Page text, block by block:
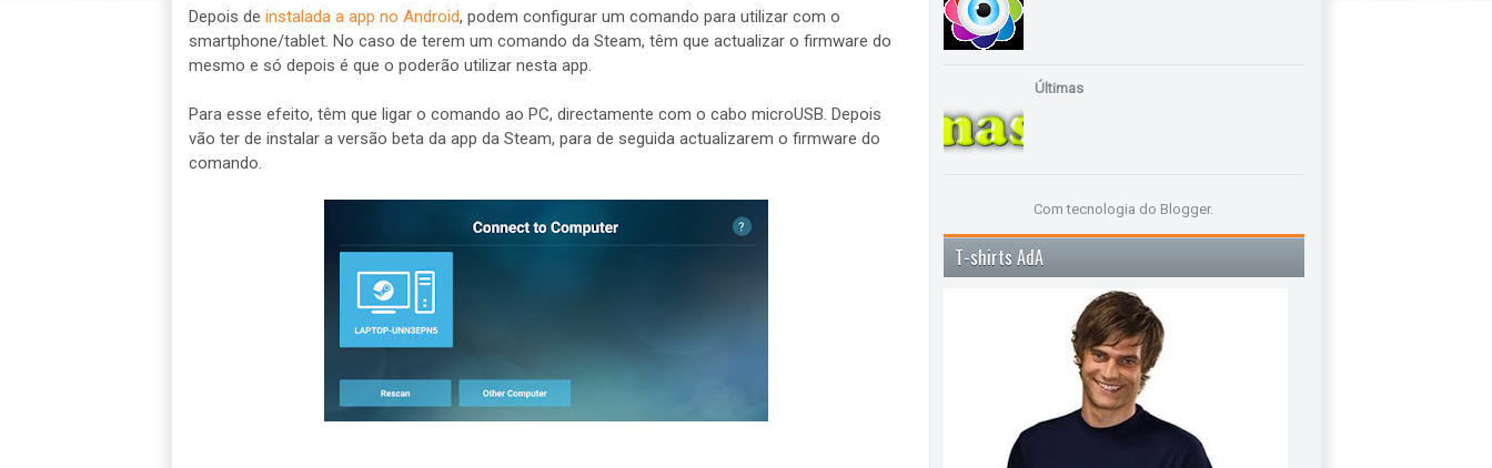
Depois de instalada a app no Android, podem configurar um comando para utilizar com o
smartphone/tablet. No caso de terem um comando da Steam, têm que actualizar o firmware do
mesmo e só depois é que o poderão utilizar nesta app.
Para esse efeito, têm que ligar o comando ao PC, directamente com o cabo microUSB. Depois
vão ter de instalar a versão beta da app da Steam, para de seguida actualizarem o firmware do
comando.
Últimas
Com tecnologia do Blogger.
T-shirts AdA